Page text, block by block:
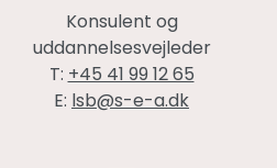
Konsulent og
uddannelsesvejleder
T: +45 41 99 12 65
E: lsb@s-e-a.dk